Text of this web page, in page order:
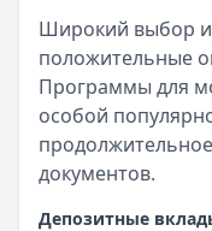
Широкий выбор
положительные
Программы для
особой
документов.
Депозитные